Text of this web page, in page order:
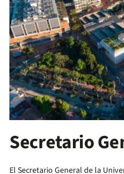
Secretario
El Secretario General de la